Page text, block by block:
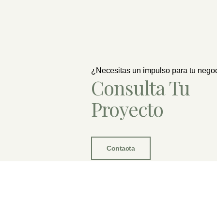
¿Necesitas un impulso para tu
Consulta Tu
Proyecto
Contacta